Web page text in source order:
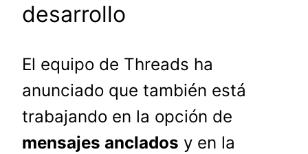
desarrollo
El equipo de Threads ha
anunciado que también está
trabajando en la opción de
mensajes anclados y en la